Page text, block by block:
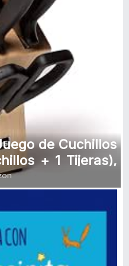
de Cuchillos
+ 1 Tijeras),